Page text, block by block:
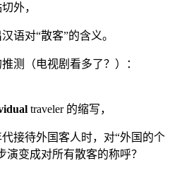
外，
语对“散客”的含义。
测（电视剧看多了？）：
traveler 的缩写，
接待外国客人时，对“外国的个
演变成对所有散客的称呼？